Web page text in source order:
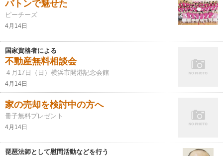
バトンで魅せた
ピーチーズ
4月14日
国家資格者による
不動産無料相談会
４月17日（日）横浜市開港記念会館
4月14日
家の売却を検討中の方へ
冊子無料プレゼント
4月14日
琵琶法師として慰問活動などを行う